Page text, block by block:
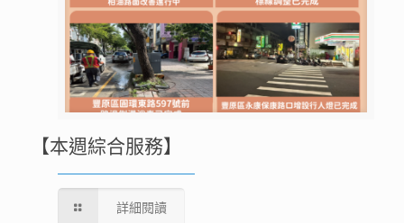
【本週綜合服務】
詳細閱讀